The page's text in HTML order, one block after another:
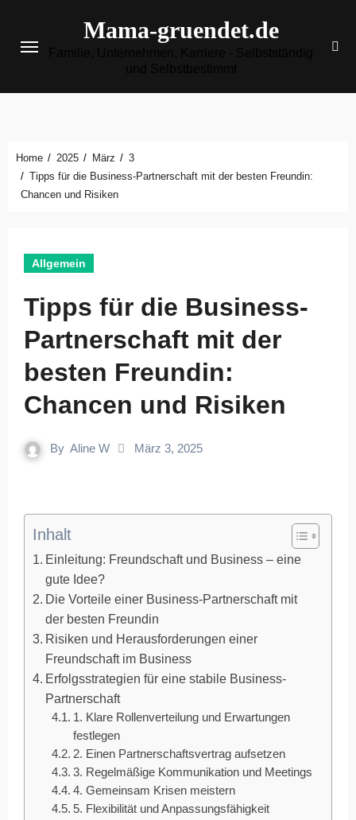
springen
Mama-gruendet.de
Home 2025 März
3
Tipps für die Business-Partnerschaft mit der besten Freundin:
Chancen und Risiken
Allgemein
Tipps für die Business-
Partnerschaft mit der
besten Freundin:
Chancen und Risiken
By Aline W März 3, 2025
Inhalt
Einleitung: Freundschaft und Business – eine
gute Idee?
Die Vorteile einer Business-Partnerschaft mit
der besten Freundin
Risiken und Herausforderungen einer
Freundschaft im Business
Erfolgsstrategien für eine stabile Business-
Partnerschaft
1. Klare Rollenverteilung und Erwartungen
festlegen
2. Einen Partnerschaftsvertrag aufsetzen
3. Regelmäßige Kommunikation und Meetings
4. Gemeinsam Krisen meistern
5. Flexibilität und Anpassungsfähigkeit